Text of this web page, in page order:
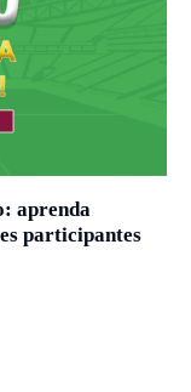
aprenda
participantes